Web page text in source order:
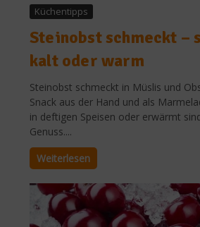
Küchentipps
Steinobst schmeckt –
kalt oder warm
Steinobst schmeckt in Müslis und
Snack aus der Hand und als
in deftigen Speisen oder erwärmt
Genuss....
Weiterlesen